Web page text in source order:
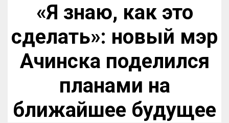
«Я знаю, как это
сделать»: новый мэр
Ачинска поделился
планами на
ближайшее будущее